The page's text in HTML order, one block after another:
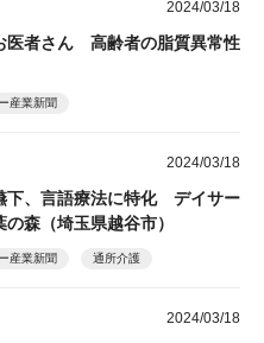
2024/03/18
医者さん 高齢者の脂質異常性
産業新聞
2024/03/18
下、言語療法に特化 デイサー
森（埼玉県越谷市）
産業新聞 通所介護
2024/03/18